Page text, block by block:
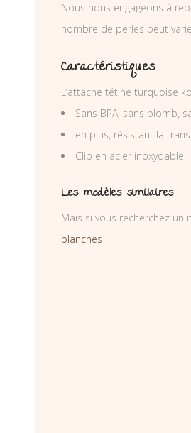
Nous nous engageons à
nombre de perles peut
Caractéristiques
L’attache tétine turquoise
Sans BPA, sans plomb,
en plus, résistant la
Clip en acier inoxydable
Les modèles similaires
Mais si vous recherchez
blanches